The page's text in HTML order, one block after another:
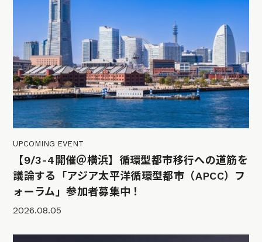
UPCOMING EVENT
【9/3-4開催＠横浜】循環型都市移行への道筋を
議論する「アジア太平洋循環型都市（APCC）フ
ォーラム」参加者募集中！
2026.08.05